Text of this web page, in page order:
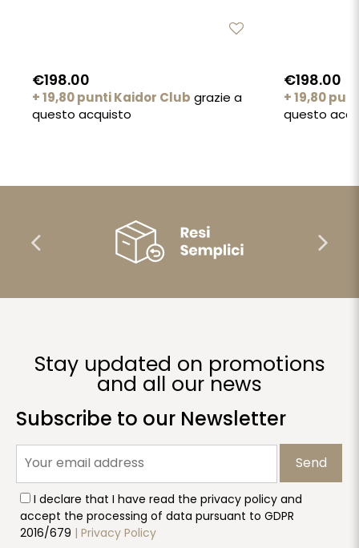
€198.00
+ 19,80 punti Kaidor Club grazie a
questo acquisto
€198.00
+ 19,80
questo
Stay updated on promotions
and all our news
Subscribe to our Newsletter
Send
I declare that I have read the privacy policy and
accept the processing of data pursuant to GDPR
2016/679 | Privacy Policy